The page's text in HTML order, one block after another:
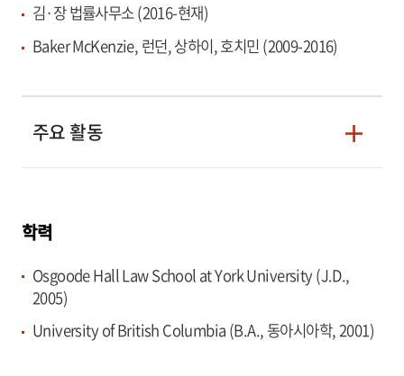
김·장 법률사무소 (2016-현재)
Baker McKenzie, 런던, 상하이, 호치민 (2009-2016)
주요 활동
학력
Osgoode Hall Law School at York University (J.D.,
2005)
University of British Columbia (B.A., 동아시아학, 2001)